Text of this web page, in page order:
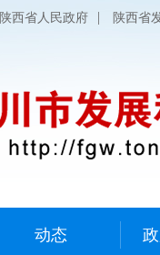
陕西省人民政府 | 陕西省
动态